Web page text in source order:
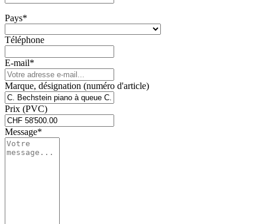
Pays*
Téléphone
E-mail*
Marque, désignation (numéro d'article)
Prix (PVC)
Message*